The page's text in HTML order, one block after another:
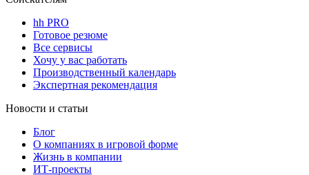
hh PRO
Готовое резюме
Все сервисы
Хочу у вас работать
Производственный календарь
Экспертная рекомендация
Новости и статьи
Блог
О компаниях в игровой форме
Жизнь в компании
ИТ-проекты